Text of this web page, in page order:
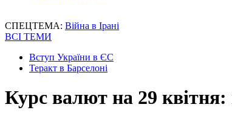
СПЕЦТЕМА: Війна в Ірані
ВСІ ТЕМИ
Вступ України в ЄС
Теракт в Барселоні
Курс валют на 29 квітня: